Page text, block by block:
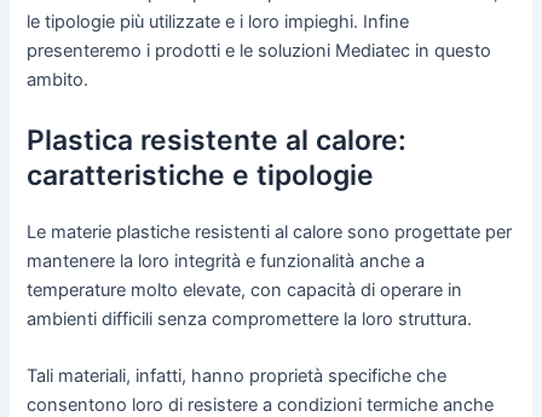
le tipologie più utilizzate e i loro impieghi. Infine
presenteremo i prodotti e le soluzioni Mediatec in questo
ambito.
Plastica resistente al calore:
caratteristiche e tipologie
Le materie plastiche resistenti al calore sono progettate per
mantenere la loro integrità e funzionalità anche a
temperature molto elevate, con capacità di operare in
ambienti difficili senza compromettere la loro struttura.
Tali materiali, infatti, hanno proprietà specifiche che
consentono loro di resistere a condizioni termiche anche